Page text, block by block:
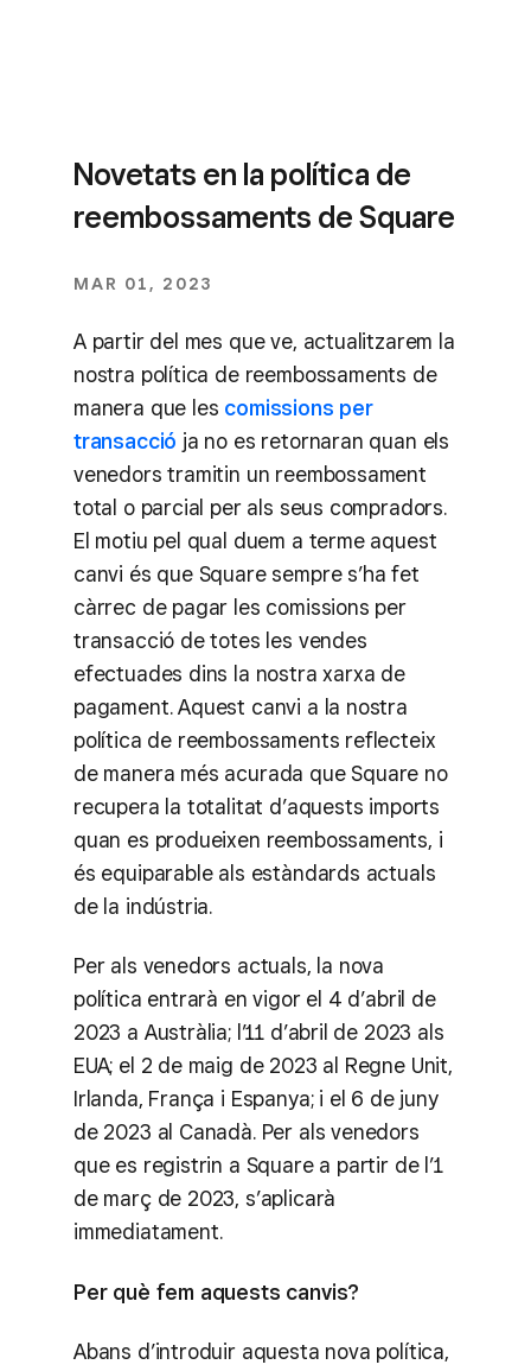
Novetats en la política de
reembossaments de Square
MAR 01, 2023
A partir del mes que ve, actualitzarem la
nostra política de reembossaments de
manera que les comissions per
transacció ja no es retornaran quan els
venedors tramitin un reembossament
total o parcial per als seus compradors.
El motiu pel qual duem a terme aquest
canvi és que Square sempre s’ha fet
càrrec de pagar les comissions per
transacció de totes les vendes
efectuades dins la nostra xarxa de
pagament. Aquest canvi a la nostra
política de reembossaments reflecteix
de manera més acurada que Square no
recupera la totalitat d’aquests imports
quan es produeixen reembossaments, i
és equiparable als estàndards actuals
de la indústria.
Per als venedors actuals, la nova
política entrarà en vigor el 4 d’abril de
2023 a Austràlia; l’11 d’abril de 2023 als
EUA; el 2 de maig de 2023 al Regne Unit,
Irlanda, França i Espanya; i el 6 de juny
de 2023 al Canadà. Per als venedors
que es registrin a Square a partir de l’1
de març de 2023, s’aplicarà
immediatament.
Per què fem aquests canvis?
Abans d’introduir aquesta nova política,